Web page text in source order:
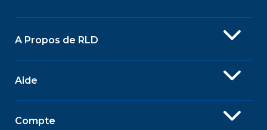
A Propos de RLD
Aide
Compte